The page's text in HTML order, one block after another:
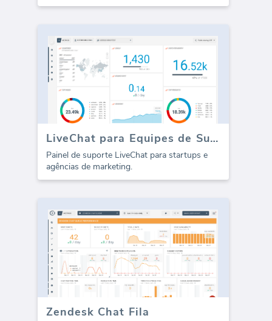
LiveChat para Equipes de Suporte (Relatório)
Painel de suporte LiveChat para startups e
agências de marketing.
Zendesk Chat Fila